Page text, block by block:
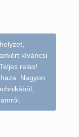
kíváncsi
relax!
Nagyon